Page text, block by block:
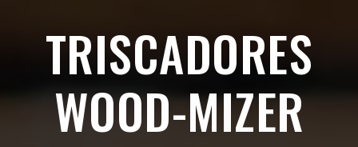
TRISCADORES
WOOD-MIZER